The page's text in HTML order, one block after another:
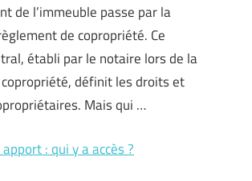
de l’immeuble passe par la
de copropriété. Ce
établi par le notaire lors de la
définit les droits et
Mais qui …
: qui y a accès ?